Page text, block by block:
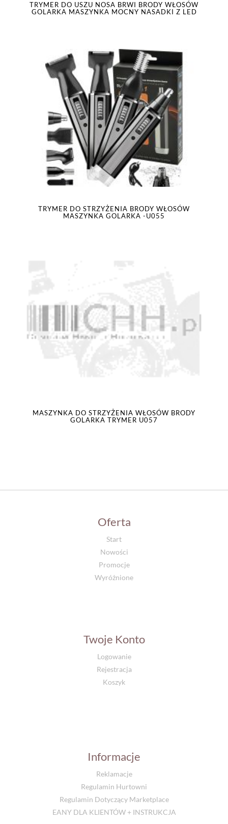
TRYMER DO USZU NOSA BRWI BRODY WŁOSÓW
GOLARKA MASZYNKA MOCNY NASADKI Z LED
TRYMER DO STRZYŻENIA BRODY WŁOSÓW
MASZYNKA GOLARKA -U055
MASZYNKA DO STRZYŻENIA WŁOSÓW BRODY
GOLARKA TRYMER U057
Oferta
Start
Nowości
Promocje
Wyróżnione
Twoje Konto
Logowanie
Rejestracja
Koszyk
Informacje
Reklamacje
Regulamin Hurtowni
Regulamin Dotyczący Marketplace
EANY DLA KLIENTÓW + INSTRUKCJA